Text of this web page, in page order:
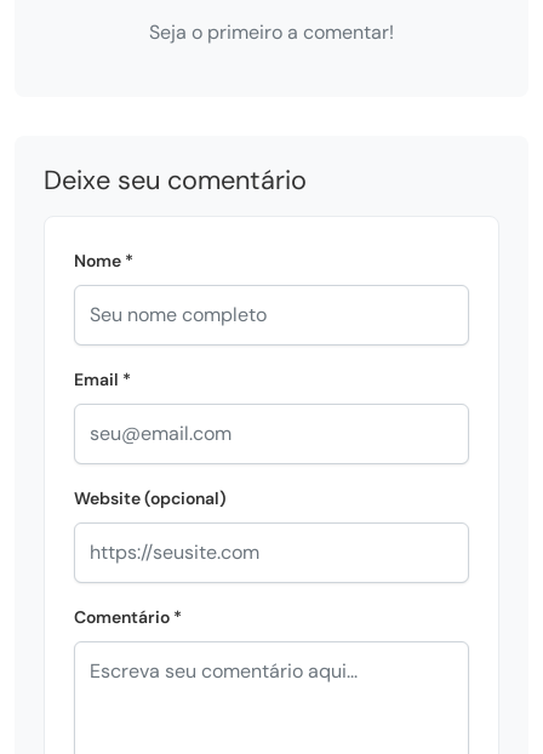
Seja o primeiro a comentar!
Deixe seu comentário
Nome *
Email *
Website (opcional)
Comentário *